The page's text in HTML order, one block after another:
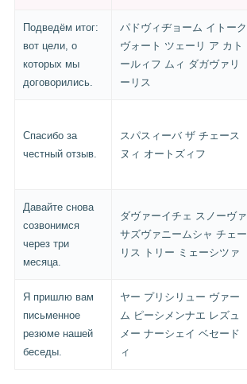
Подведём итог:
вот цели, о
которых мы
договорились.
パドヴィヂョーム イトーク
ヴォート ツェーリ ア カト
ールィフ ムィ ダガヴァリ
ーリス
Спасибо за
честный отзыв.
スパスィーバ ザ チェース
ヌィ オートズィフ
Давайте снова
созвонимся
через три
месяца.
ダヴァーイチェ スノーヴァ
サズヴァニームシャ チェー
リス トリー ミェーシツァ
Я пришлю вам
письменное
резюме нашей
беседы.
ヤー プリシリュー ヴァー
ム ピーシメンナエ レズュ
メー ナーシェイ ベセード
ィ